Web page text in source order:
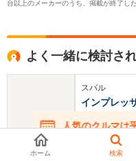
台以上のメーカーのうち、掲載が終了し
よく一緒に検討さ
基本情報
スバル
インプレッ
人気のクルマは
在庫が無くなる前
ホーム 検索